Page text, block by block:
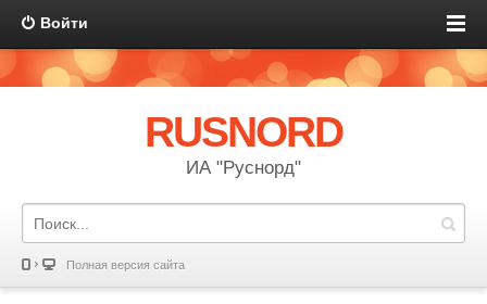
Войти
RUSNORD
ИА "Руснорд"
Полная версия сайта